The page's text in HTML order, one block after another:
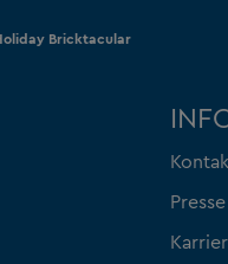
Bricktacular
Presse